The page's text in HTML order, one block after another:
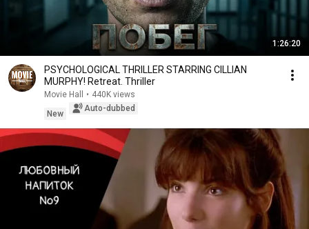
1:26:20
PSYCHOLOGICAL THRILLER STARRING CILLIAN
MURPHY! Retreat. Thriller
Movie Hall • 440K views
New
Auto-dubbed